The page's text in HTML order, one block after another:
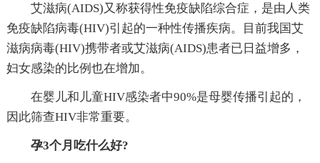
艾滋病(AIDS)又称获得性免疫缺陷综合症，是由人类
免疫缺陷病毒(HIV)引起的一种性传播疾病。目前我国艾
滋病病毒(HIV)携带者或艾滋病(AIDS)患者已日益增多，
妇女感染的比例也在增加。
在婴儿和儿童HIV感染者中90%是母婴传播引起的，
因此筛查HIV非常重要。
孕3个月吃什么好?